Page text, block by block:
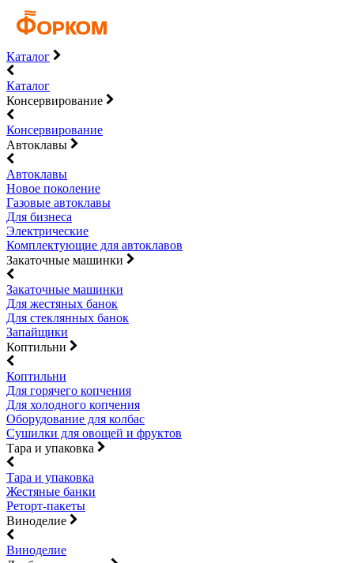
Каталог
Каталог
Консервирование
Консервирование
Автоклавы
Автоклавы
Новое поколение
Газовые автоклавы
Для бизнеса
Электрические
Комплектующие для автоклавов
Закаточные машинки
Закаточные машинки
Для жестяных банок
Для стеклянных банок
Запайщики
Коптильни
Коптильни
Для горячего копчения
Для холодного копчения
Оборудование для колбас
Сушилки для овощей и фруктов
Тара и упаковка
Тара и упаковка
Жестяные банки
Реторт-пакеты
Виноделие
Виноделие